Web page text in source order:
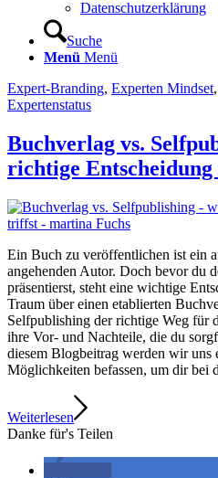
Datenschutzerklärung
Suche
Menü Menü
Expert-Branding, Experten Mindset,
Expertenstatus
Buchverlag vs.
richtige
Ein Buch zu veröffentlichen ist ein
angehenden Autor. Doch bevor du
präsentierst, steht eine wichtige
Traum über einen etablierten
Selfpublishing der richtige Weg für
ihre Vor- und Nachteile, die du
diesem Blogbeitrag werden wir uns
Möglichkeiten befassen, um dir bei
Weiterlesen
Danke für's Teilen